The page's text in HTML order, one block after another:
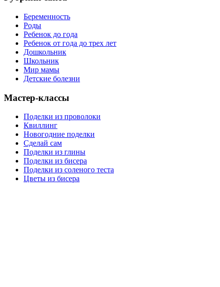
Беременность
Роды
Ребенок до года
Ребенок от года до трех лет
Дошкольник
Школьник
Мир мамы
Детские болезни
Мастер-классы
Поделки из проволоки
Квиллинг
Новогодние поделки
Сделай сам
Поделки из глины
Поделки из бисера
Поделки из соленого теста
Цветы из бисера